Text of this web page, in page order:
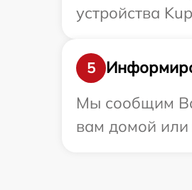
устройства
5
Мы сообщим
вам домой